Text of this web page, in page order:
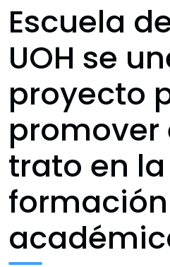
Escuela
UOH se
proyecto
promover
trato en la
formación